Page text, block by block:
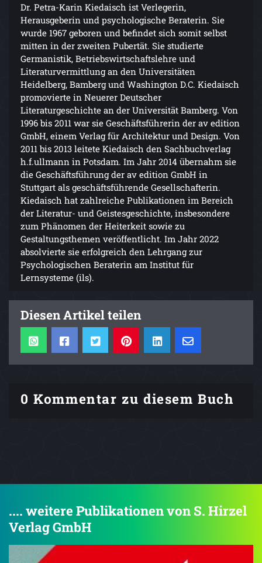
Dr. Petra-Karin Kiedaisch ist Verlegerin,
Herausgeberin und psychologische Beraterin. Sie
wurde 1967 geboren und befindet sich somit selbst
mitten in der zweiten Pubertät. Sie studierte
Germanistik, Betriebswirtschaftslehre und
Literaturvermittlung an den Universitäten
Heidelberg, Bamberg und Washington D.C. Kiedaisch
promovierte in Neuerer Deutscher
Literaturgeschichte an der Universität Bamberg. Von
1996 bis 2011 war sie Geschäftsführerin der av edition
GmbH, einem Verlag für Architektur und Design. Von
2011 bis 2013 leitete Kiedaisch den Sachbuchverlag
h.f.ullmann in Potsdam. Im Jahr 2014 übernahm sie
die Geschäftsführung der av edition GmbH in
Stuttgart als geschäftsführende Gesellschafterin.
Kiedaisch hat zahlreiche Publikationen im Bereich
der Literatur- und Geistesgeschichte, insbesondere
zum Phänomen der Heiterkeit sowie zu
Gestaltungsthemen veröffentlicht. Im Jahr 2022
absolvierte sie erfolgreich den Lehrgang zur
Psychologischen Beraterin am Institut für
Lernsysteme (ils).
Diesen Artikel teilen
0 Kommentar zu diesem Buch
.... weitere Publikationen von S. Hirzel
Verlag GmbH